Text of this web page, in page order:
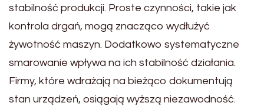
stabilność produkcji. Proste czynności, takie jak
kontrola drgań, mogą znacząco wydłużyć
żywotność maszyn. Dodatkowo systematyczne
smarowanie wpływa na ich stabilność działania.
Firmy, które wdrażają na bieżąco dokumentują
stan urządzeń, osiągają wyższą niezawodność.